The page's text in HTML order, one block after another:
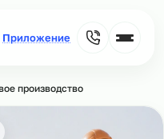
производство